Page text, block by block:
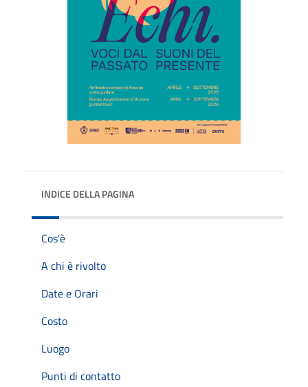
INDICE DELLA PAGINA
Cos'è
A chi è rivolto
Date e Orari
Costo
Luogo
Punti di contatto